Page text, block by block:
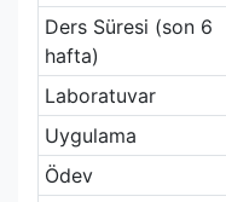
Ders Süresi (son 6
hafta)
Laboratuvar
Uygulama
Ödev